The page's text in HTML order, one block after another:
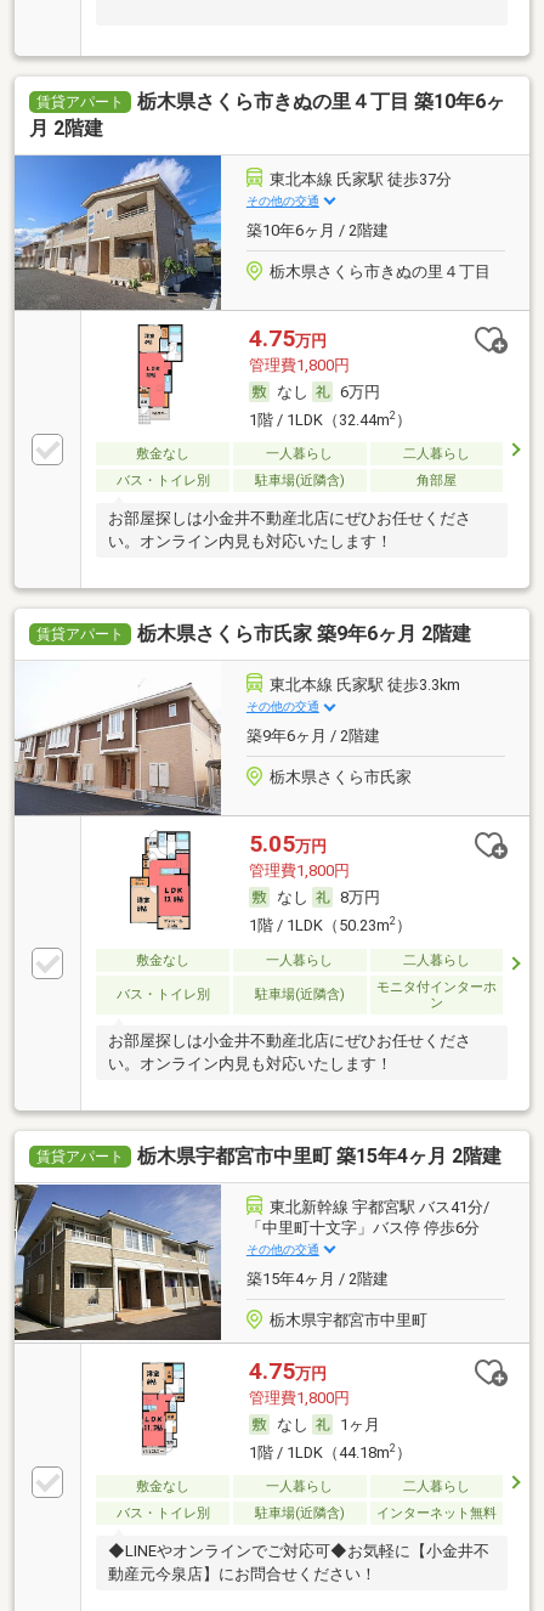
賃貸アパート
栃木県さくら市きぬの里４丁目 築10年6ヶ
月 2階建
東北本線 氏家駅 徒歩37分
その他の交通
築10年6ヶ月 / 2階建
栃木県さくら市きぬの里４丁目
4.75万円
管理費1,800円
なし
6万円
1階 / 1LDK（32.44m2）
敷金なし 一人暮らし
二人暮らし
バス・トイレ別
駐車場(近隣含) 角部屋
お部屋探しは小金井不動産北店にぜひお任せくださ
い。オンライン内見も対応いたします！
賃貸アパート 栃木県さくら市氏家 築9年6ヶ月 2階建
東北本線 氏家駅 徒歩3.3km
その他の交通
築9年6ヶ月 / 2階建
栃木県さくら市氏家
5.05万円
管理費1,800円
なし
8万円
1階 / 1LDK（50.23m2）
敷金なし 一人暮らし 二人暮らし
バス・トイレ別 駐車場(近隣含)
モニタ付インターホ
ン
お部屋探しは小金井不動産北店にぜひお任せくださ
い。オンライン内見も対応いたします！
賃貸アパート 栃木県宇都宮市中里町 築15年4ヶ月 2階建
東北新幹線 宇都宮駅 バス41分/
「中里町十文字」バス停 停歩6分
その他の交通
築15年4ヶ月 / 2階建
栃木県宇都宮市中里町
4.75万円
管理費1,800円
なし
1ヶ月
1階 / 1LDK（44.18m2）
敷金なし 一人暮らし
二人暮らし
バス・トイレ別
駐車場(近隣含) インターネット無料
◆LINEやオンラインでご対応可◆お気軽に【小金井不
動産元今泉店】にお問合せください！